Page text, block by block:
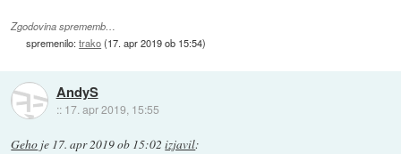
Zgodovina sprememb…
spremenilo:trako(17. apr 2019 ob 15:54)
AndyS
:: 17. apr 2019, 15:55
Geho je 17. apr 2019 ob 15:02 izjavil: